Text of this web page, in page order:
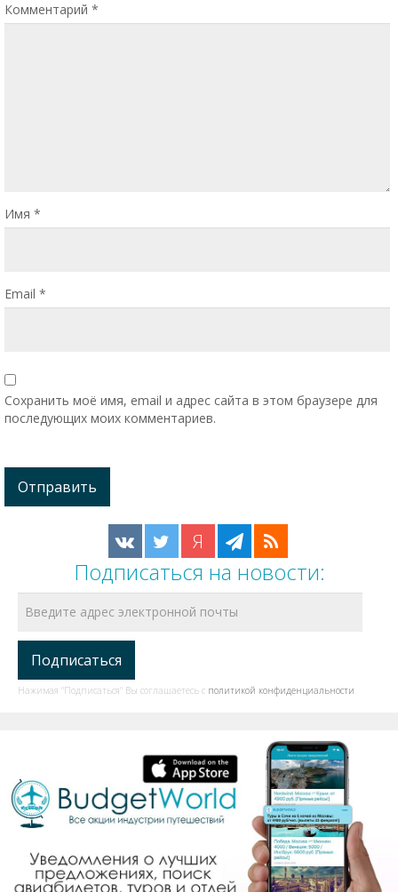
Комментарий *
Имя *
Email *
Сохранить моё имя, email и адрес сайта в этом браузере для
последующих моих комментариев.
Я
Подписаться на новости:
Нажимая "Подписаться" Вы соглашаетесь с политикой конфиденциальности